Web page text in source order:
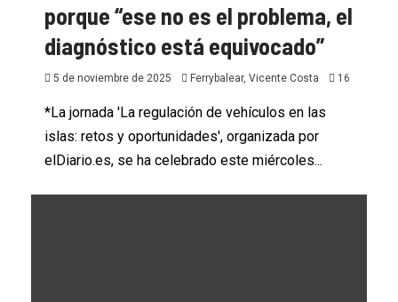
porque “ese no es el problema, el
diagnóstico está equivocado”
5 de noviembre de 2025 Ferrybalear, Vicente Costa 16
*La jornada 'La regulación de vehículos en las
islas: retos y oportunidades', organizada por
elDiario.es, se ha celebrado este miércoles...